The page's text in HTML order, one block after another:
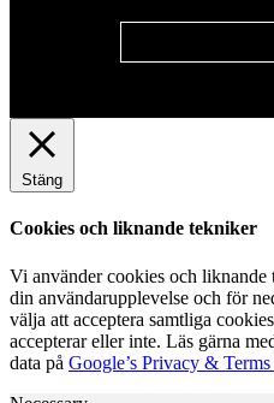
Stäng
Cookies och liknande tekniker
Vi använder cookies och
din användarupplevelse och för
välja att acceptera samtliga
accepterar eller inte. Läs gärna
data på Google’s Privacy & Terms